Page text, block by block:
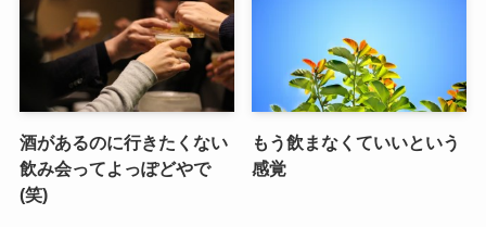
酒があるのに行きたくない
飲み会ってよっぽどやで
(笑)
もう飲まなくていいという
感覚